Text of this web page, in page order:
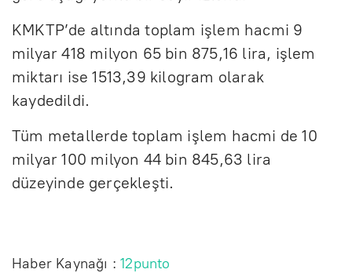
KMKTP’de altında toplam işlem hacmi 9
milyar 418 milyon 65 bin 875,16 lira, işlem
miktarı ise 1513,39 kilogram olarak
kaydedildi.
Tüm metallerde toplam işlem hacmi de 10
milyar 100 milyon 44 bin 845,63 lira
düzeyinde gerçekleşti.
Haber Kaynağı :12punto